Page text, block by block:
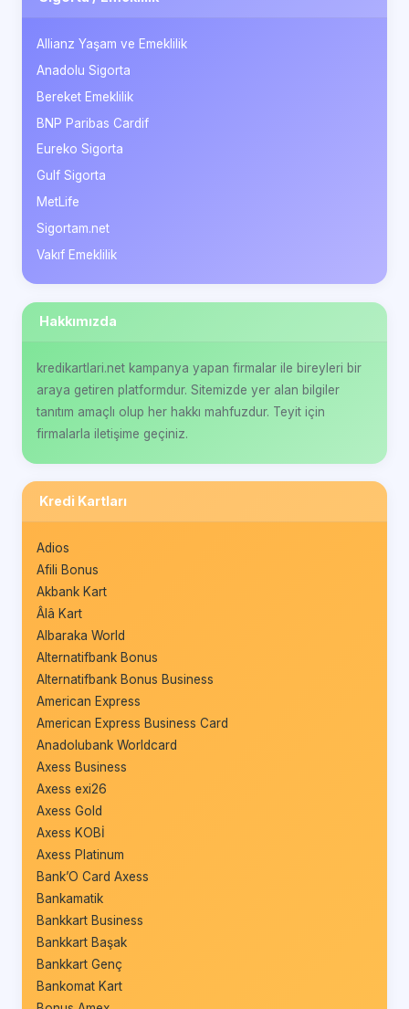
Allianz Yaşam ve Emeklilik
Anadolu Sigorta
Bereket Emeklilik
BNP Paribas Cardif
Eureko Sigorta
Gulf Sigorta
MetLife
Sigortam.net
Vakıf Emeklilik
Hakkımızda
kredikartlari.net kampanya yapan firmalar ile bireyleri bir
araya getiren platformdur. Sitemizde yer alan bilgiler
tanıtım amaçlı olup her hakkı mahfuzdur. Teyit için
firmalarla iletişime geçiniz.
Kredi Kartları
Adios
Afili Bonus
Akbank Kart
Âlâ Kart
Albaraka World
Alternatifbank Bonus
Alternatifbank Bonus Business
American Express
American Express Business Card
Anadolubank Worldcard
Axess Business
Axess exi26
Axess Gold
Axess KOBİ
Axess Platinum
Bank’O Card Axess
Bankamatik
Bankkart Business
Bankkart Başak
Bankkart Genç
Bankomat Kart